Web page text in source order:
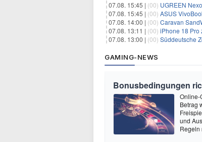
07.08. 15:45 | (00) UGREEN
07.08. 15:45 | (00) ASUS
07.08. 14:00 | (00) Caravan
07.08. 13:11 | (00) iPhone 18 Pro
07.08. 13:00 | (00) Süddeutsche
GAMING-NEWS
Bonusbedingungen
Online-
Betrag
und
Regeln